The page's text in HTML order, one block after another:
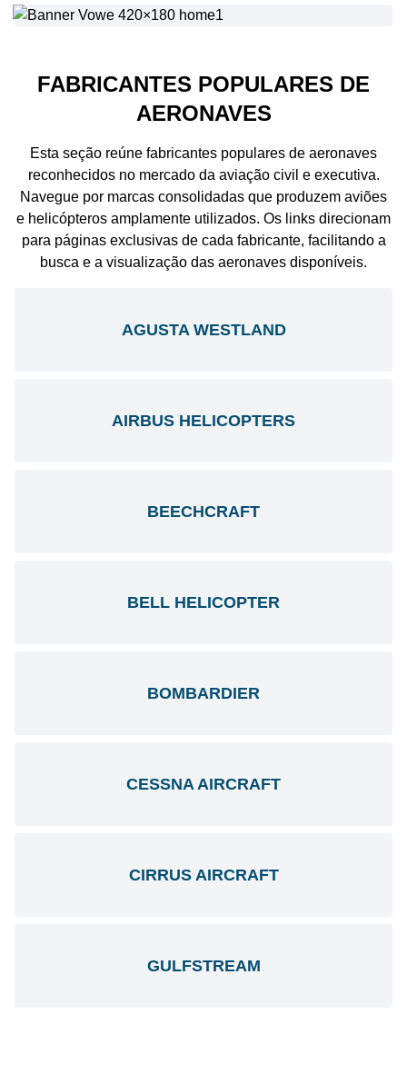
FABRICANTES POPULARES DE
AERONAVES
Esta seção reúne fabricantes populares de aeronaves
reconhecidos no mercado da aviação civil e executiva.
Navegue por marcas consolidadas que produzem aviões
e helicópteros amplamente utilizados. Os links direcionam
para páginas exclusivas de cada fabricante, facilitando a
busca e a visualização das aeronaves disponíveis.
AGUSTA WESTLAND
AIRBUS HELICOPTERS
BEECHCRAFT
BELL HELICOPTER
BOMBARDIER
CESSNA AIRCRAFT
CIRRUS AIRCRAFT
GULFSTREAM